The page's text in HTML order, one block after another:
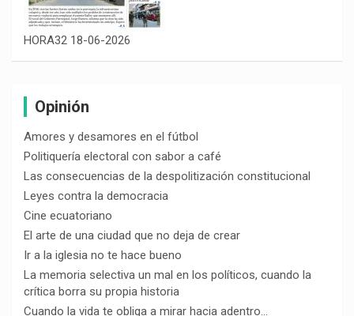
HORA32 18-06-2026
Opinión
Amores y desamores en el fútbol
Politiquería electoral con sabor a café
Las consecuencias de la despolitización constitucional
Leyes contra la democracia
Cine ecuatoriano
El arte de una ciudad que no deja de crear
Ir a la iglesia no te hace bueno
La memoria selectiva un mal en los políticos, cuando la
crítica borra su propia historia
Cuando la vida te obliga a mirar hacia adentro…